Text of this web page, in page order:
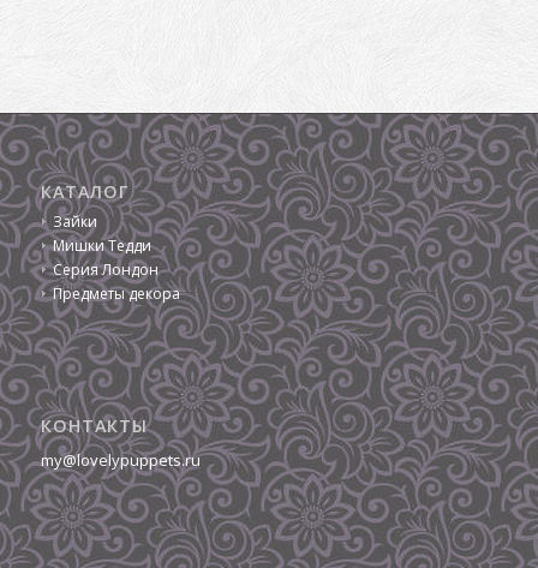
КАТАЛОГ
Зайки
Мишки Тедди
Серия Лондон
Предметы декора
КОНТАКТЫ
my@lovelypuppets.ru